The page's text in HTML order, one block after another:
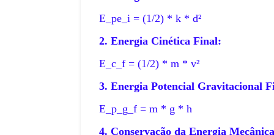
E_pe_i = (1/2) * k * d²
2. Energia Cinética Final:
E_c_f = (1/2) * m * v²
3. Energia Potencial Gravitacional
E_p_g_f = m * g * h
4. Conservação da Energia